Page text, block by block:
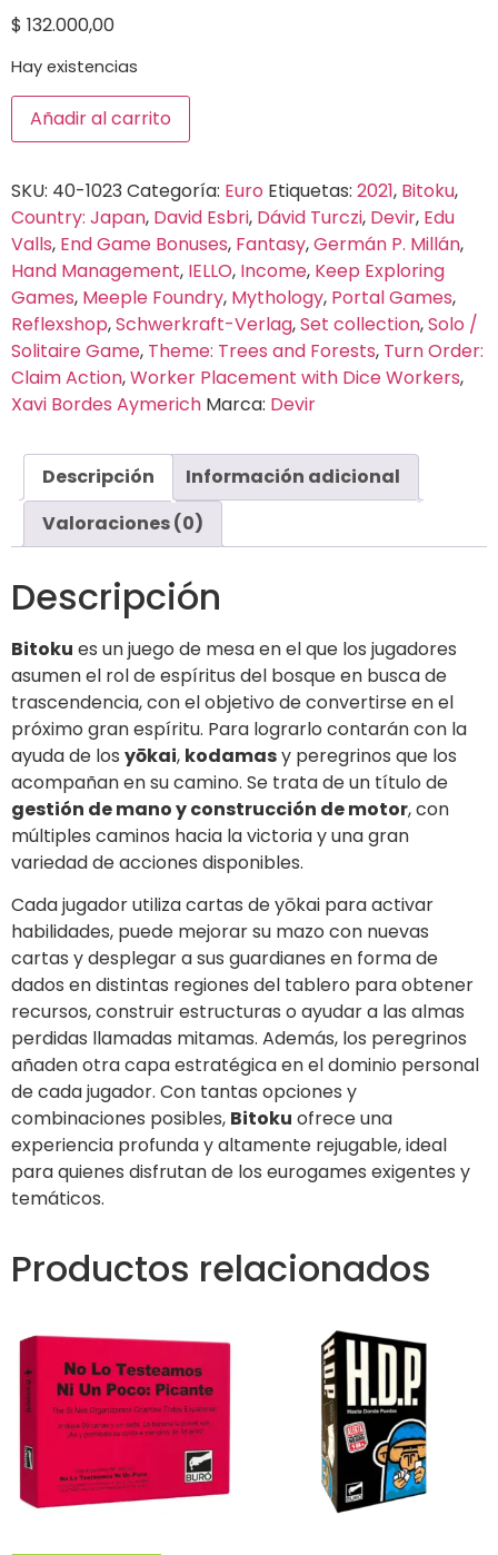
$ 132.000,00
Hay existencias
Añadir al carrito
SKU: 40-1023Categoría: Euro Etiquetas: 2021, Bitoku,
Country: Japan, David Esbri, Dávid Turczi, Devir, Edu
Valls, End Game Bonuses, Fantasy,Germán P. Millán,
Hand Management, IELLO, Income, Keep Exploring
Games, Meeple Foundry, Mythology, Portal Games,
Reflexshop,Schwerkraft-Verlag,Set collection,Solo /
Solitaire Game, Theme: Trees and Forests, Turn Order:
Claim Action,Worker Placement with Dice Workers,
Xavi Bordes Aymerich Marca: Devir
Descripción
Información adicional
Valoraciones (0)
Descripción
Bitoku es un juego de mesa en el que los jugadores
asumen el rol de espíritus del bosque en busca de
trascendencia, con el objetivo de convertirse en el
próximo gran espíritu. Para lograrlo contarán con la
ayuda de los yōkai, kodamasy peregrinos que los
acompañan en su camino. Se trata de un título de
gestión de mano y construcción de motor, con
múltiples caminos hacia la victoria y una gran
variedad de acciones disponibles.
Cada jugador utiliza cartas de yōkai para activar
habilidades, puede mejorar su mazo con nuevas
cartas y desplegar a sus guardianes en forma de
dados en distintas regiones del tablero para obtener
recursos, construir estructuras o ayudar a las almas
perdidas llamadas mitamas. Además, los peregrinos
añaden otra capa estratégica en el dominio personal
de cada jugador. Con tantas opciones y
combinaciones posibles, Bitoku ofrece una
experiencia profunda y altamente rejugable, ideal
para quienes disfrutan de los eurogames exigentes y
temáticos.
Productos relacionados